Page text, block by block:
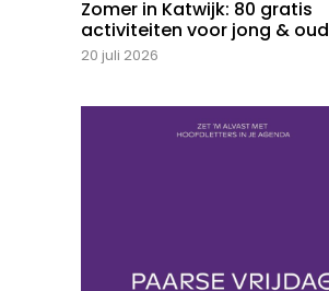
Zomer in Katwijk: 80 gratis
activiteiten voor jong & oud
20 juli 2026